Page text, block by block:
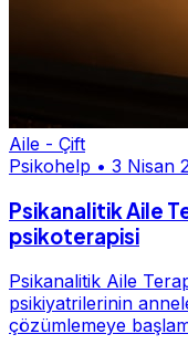
Aile - Çift
Psikohelp • 3 Nisan
Psikanalitik Aile
psikoterapisi
Psikanalitik Aile
psikiyatrilerinin
çözümlemeye